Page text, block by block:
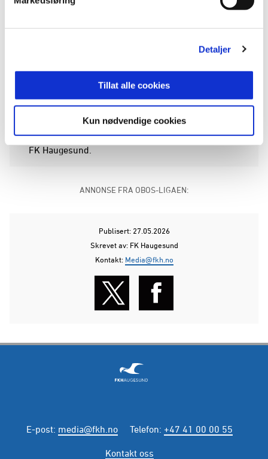
Detaljer
Tillat alle cookies
Kun nødvendige cookies
Fra den aller første kampen, borte mot Staal
etnebuen også tegnet seg for 28 scoringer på
Når FK Haugesund møter Røa hjemme på
Haugesund Sparebank Arena på lørdag vil Solfrid
Hetleflåt Bråthen før kampstart få overrakt et
synlig bevis på å ha passert 100 opptredener for
FK Haugesund.
ANNONSE FRA OBOS-LIGAEN:
Publisert: 27.05.2026
Skrevet av: FK Haugesund
Kontakt: Media@fkh.no
E-post: media@fkh.no Telefon: +47 41 00 00 55
Kontakt oss